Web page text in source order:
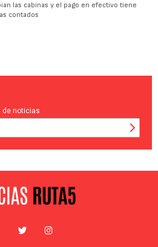
las cabinas y el pago en efectivo tiene
contados
de noticias